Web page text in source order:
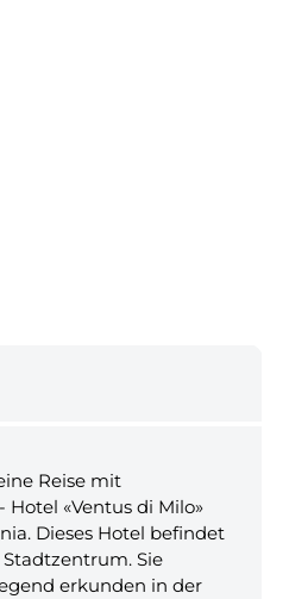
Reise mit
«Ventus di Milo»
Dieses Hotel befindet
Sie
erkunden in der